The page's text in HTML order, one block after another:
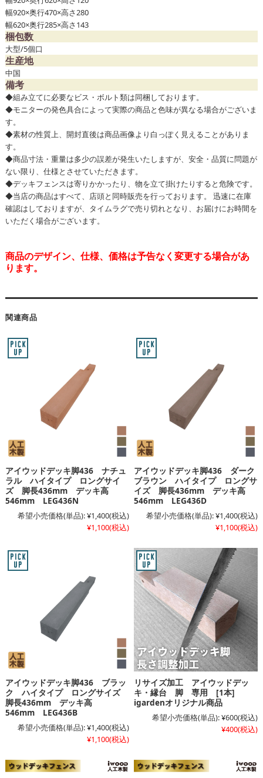
幅920×奥行470×高さ280
幅620×奥行285×高さ143
梱包数
大型/5個口
生産地
中国
備考
◆組み立てに必要なビス・ボルト類は同梱しております。
◆モニターの発色具合によって実際の商品と色味が異なる場合がございま
す。
◆素材の性質上、開封直後は商品画像より白っぽく見えることがありま
す。
◆商品寸法・重量は多少の誤差が発生いたしますが、安全・品質に問題が
ない限り、仕様とさせていただきます。
◆デッキフェンスは寄りかかったり、物を立て掛けたりすると危険です。
◆当店の商品はすべて、店頭と同時販売を行っております。 迅速に在庫
確認はしておりますが、タイムラグで売り切れとなり、お届けにお時間を
いただく場合がございます。
商品のデザイン、仕様、価格は予告なく変更する場合があ
ります。
関連商品
アイウッドデッキ脚436 ナチュ
ラル ハイタイプ ロングサイ
ズ 脚長436mm デッキ高
546mm LEG436N
希望小売価格(単品):¥1,400(税込)
¥1,100(税込)
アイウッドデッキ脚436 ダーク
ブラウン ハイタイプ ロングサ
イズ 脚長436mm デッキ高
546mm LEG436D
希望小売価格(単品):¥1,400(税込)
¥1,100(税込)
アイウッドデッキ脚436 ブラッ
ク ハイタイプ ロングサイズ
脚長436mm デッキ高
546mm LEG436B
希望小売価格(単品):¥1,400(税込)
¥1,100(税込)
リサイズ加工 アイウッドデッ
キ・縁台 脚 専用 [1本]
igardenオリジナル商品
希望小売価格(単品):¥600(税込)
¥400(税込)